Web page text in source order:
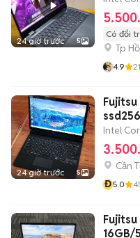
24 giờ trước 5
Có đổi
Tp
4.9
24 giờ trước 5
Intel
Cần
Đ5.0
Fujitsu
16GB/